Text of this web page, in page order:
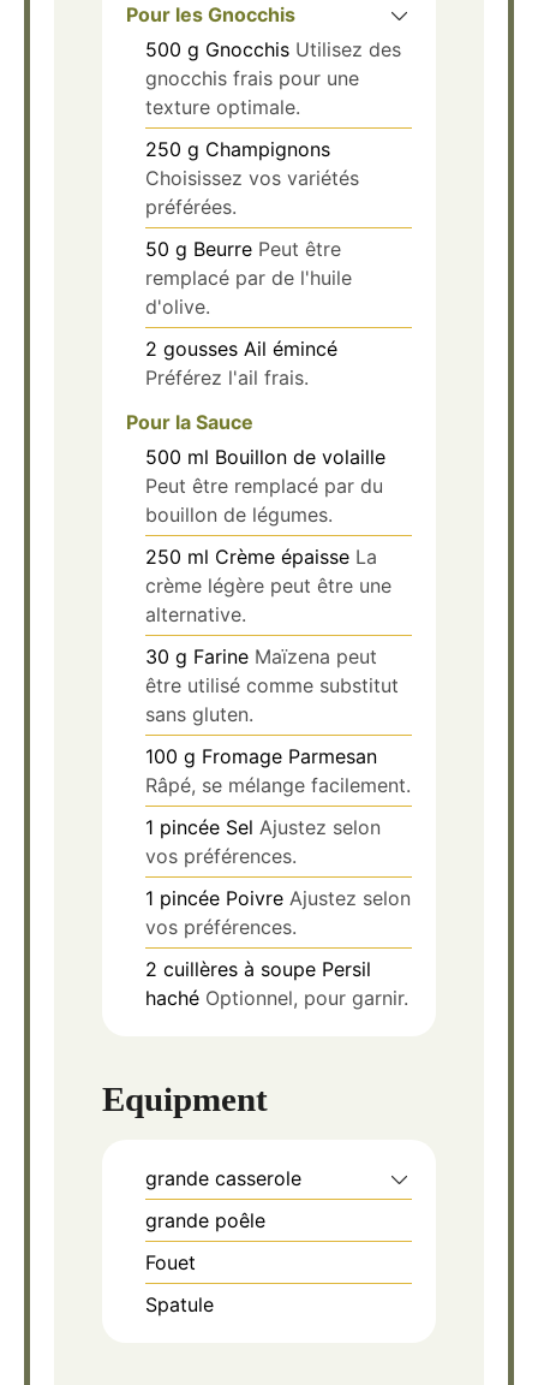
Pour les Gnocchis
500 g Gnocchis Utilisez des
gnocchis frais pour une
texture optimale.
250 g Champignons
Choisissez vos variétés
préférées.
50 g Beurre Peut être
remplacé par de l'huile
d'olive.
2 gousses Ail émincé
Préférez l'ail frais.
Pour la Sauce
500 ml Bouillon de volaille
Peut être remplacé par du
bouillon de légumes.
250 ml Crème épaisse La
crème légère peut être une
alternative.
30 g Farine Maïzena peut
être utilisé comme substitut
sans gluten.
100 g Fromage Parmesan
Râpé, se mélange facilement.
1 pincée Sel Ajustez selon
vos préférences.
1 pincée Poivre Ajustez selon
vos préférences.
2 cuillères à soupe Persil
haché Optionnel, pour garnir.
Equipment
grande casserole
grande poêle
Fouet
Spatule